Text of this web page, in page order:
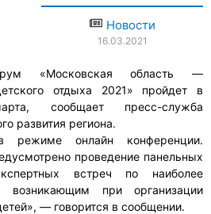
Новости
16.03.2021
«Московская область —
отдыха 2021» пройдет в
сообщает пресс-служба
развития региона.
режиме онлайн конференции.
проведение панельных
встреч по наиболее
возникающим при организации
— говорится в сообщении.